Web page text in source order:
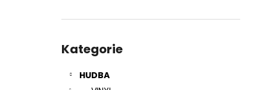
kategorie
Kategorie
HUDBA